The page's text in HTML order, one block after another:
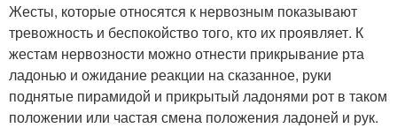
Жесты, которые относятся к нервозным показывают
тревожность и беспокойство того, кто их проявляет. К
жестам нервозности можно отнести прикрывание рта
ладонью и ожидание реакции на сказанное, руки
поднятые пирамидой и прикрытый ладонями рот в таком
положении или частая смена положения ладоней и рук.